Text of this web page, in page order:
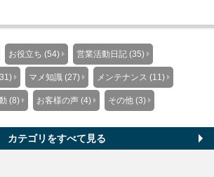
お役立ち (54) 営業活動日記 (35)
マメ知識 (27) メンテナンス (11)
(8) お客様の声 (4) その他 (3)
カテゴリをすべて見る